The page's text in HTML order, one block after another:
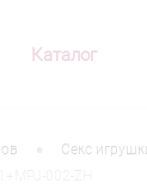
Каталог
Секс